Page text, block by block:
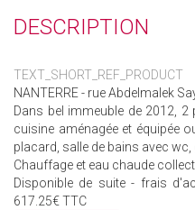
DESCRIPTION
TEXT_SHORT_REF_PRODUCT
NANTERRE - rue Abdelmalek
Dans bel immeuble de 2012, 2
cuisine aménagée et équipée
placard, salle de bains avec
Chauffage et eau chaude
Disponible de suite - frais
617.25€ TTC